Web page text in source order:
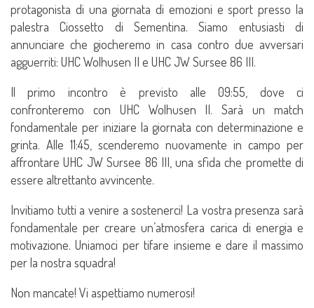
protagonista di una giornata di emozioni e sport presso la
palestra Ciossetto di Sementina. Siamo entusiasti di
annunciare che giocheremo in casa contro due avversari
agguerriti: UHC Wolhusen II e UHC JW Sursee 86 III.
Il primo incontro è previsto alle 09:55, dove ci
confronteremo con UHC Wolhusen II. Sarà un match
fondamentale per iniziare la giornata con determinazione e
grinta. Alle 11:45, scenderemo nuovamente in campo per
affrontare UHC JW Sursee 86 III, una sfida che promette di
essere altrettanto avvincente.
Invitiamo tutti a venire a sostenerci! La vostra presenza sarà
fondamentale per creare un’atmosfera carica di energia e
motivazione. Uniamoci per tifare insieme e dare il massimo
per la nostra squadra!
Non mancate! Vi aspettiamo numerosi!